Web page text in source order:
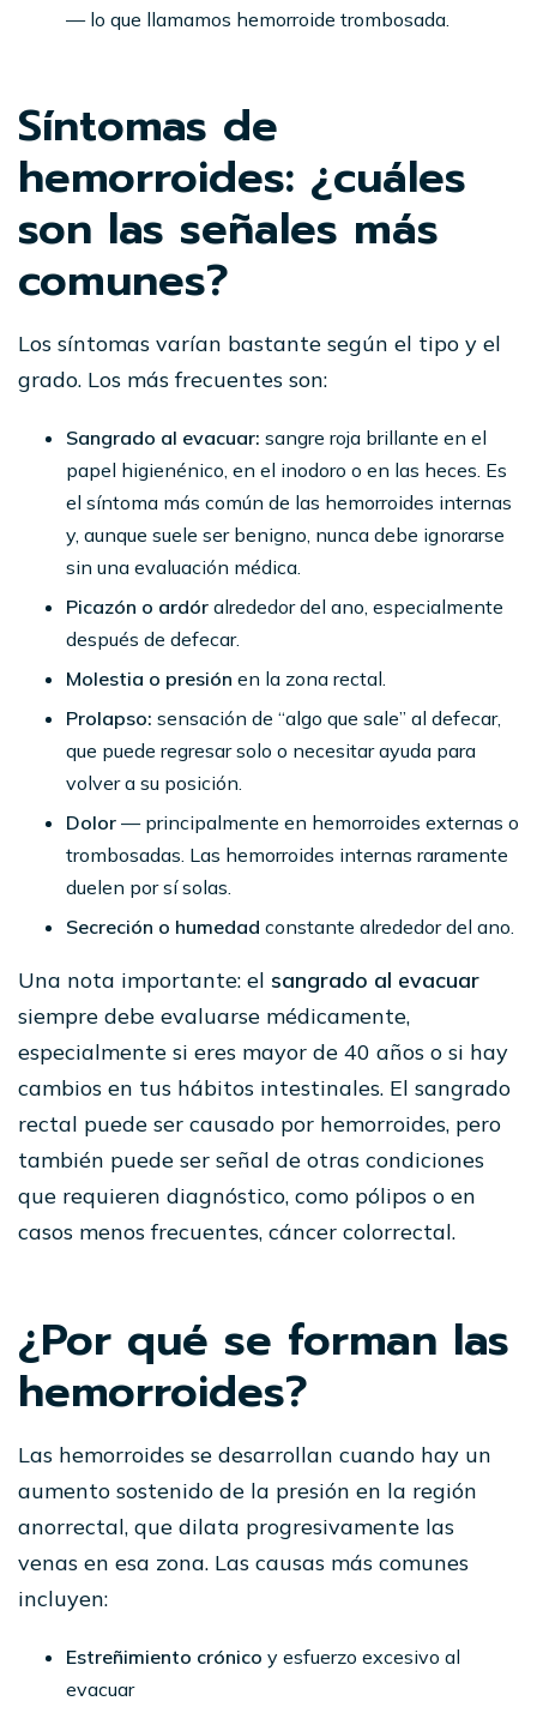
— lo que llamamos hemorroide trombosada.
Síntomas de
hemorroides: ¿cuáles
son las señales más
comunes?
Los síntomas varían bastante según el tipo y el
grado. Los más frecuentes son:
Sangrado al evacuar: sangre roja brillante en el
papel higienénico, en el inodoro o en las heces. Es
el síntoma más común de las hemorroides internas
y, aunque suele ser benigno, nunca debe ignorarse
sin una evaluación médica.
Picazón o ardór alrededor del ano, especialmente
después de defecar.
Molestia o presión en la zona rectal.
Prolapso: sensación de “algo que sale” al defecar,
que puede regresar solo o necesitar ayuda para
volver a su posición.
Dolor — principalmente en hemorroides externas o
trombosadas. Las hemorroides internas raramente
duelen por sí solas.
Secreción o humedad constante alrededor del ano.
Una nota importante: el sangrado al evacuar
siempre debe evaluarse médicamente,
especialmente si eres mayor de 40 años o si hay
cambios en tus hábitos intestinales. El sangrado
rectal puede ser causado por hemorroides, pero
también puede ser señal de otras condiciones
que requieren diagnóstico, como pólipos o en
casos menos frecuentes, cáncer colorrectal.
¿Por qué se forman las
hemorroides?
Las hemorroides se desarrollan cuando hay un
aumento sostenido de la presión en la región
anorrectal, que dilata progresivamente las
venas en esa zona. Las causas más comunes
incluyen:
Estreñimiento crónico y esfuerzo excesivo al
evacuar